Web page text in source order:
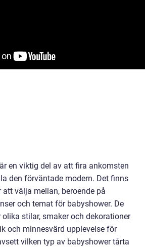
en viktig del av att fira ankomsten
den förväntade modern. Det finns
välja mellan, beroende på
och temat för babyshower. De
stilar, smaker och dekorationer
och minnesvärd upplevelse för
vilken typ av babyshower tårta